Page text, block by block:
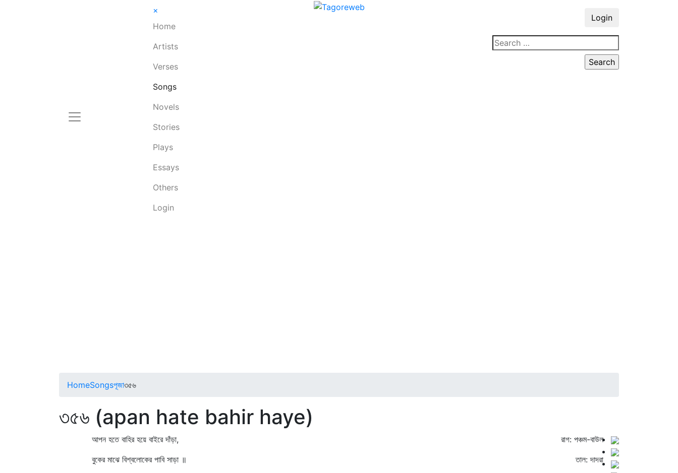
×
Home
Artists
Verses
Songs
Novels
Stories
Plays
Essays
Others
Login
Login
HomeSongsপূজা৩৫৬
৩৫৬ (apan hate bahir haye)
আপন হতে বাহির হয়ে বাইরে দাঁড়া,
বুকের মাঝে বিশ্বলোকের পাবি সাড়া ॥
রাগ: পঞ্চম-বাউল
তাল: দাদরা